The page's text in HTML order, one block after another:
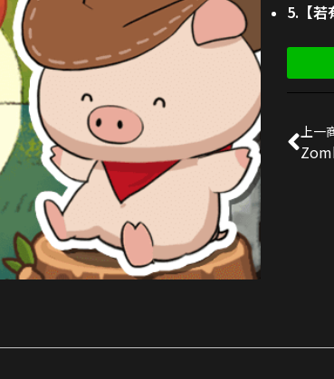
5.【若
上一